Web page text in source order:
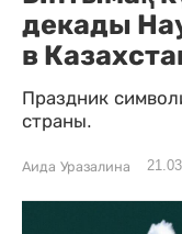
декады
в
Праздник
страны.
Аида Уразалина